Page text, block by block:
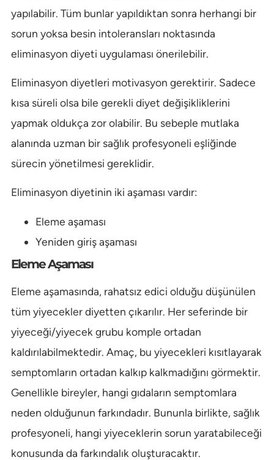
yapılabilir. Tüm bunlar yapıldıktan sonra herhangi bir
sorun yoksa besin intoleransları noktasında
eliminasyon diyeti uygulaması önerilebilir.
Eliminasyon diyetleri motivasyon gerektirir. Sadece
kısa süreli olsa bile gerekli diyet değişikliklerini
yapmak oldukça zor olabilir. Bu sebeple mutlaka
alanında uzman bir sağlık profesyoneli eşliğinde
sürecin yönetilmesi gereklidir.
Eliminasyon diyetinin iki aşaması vardır:
Eleme aşaması
Yeniden giriş aşaması
Eleme Aşaması
Eleme aşamasında, rahatsız edici olduğu düşünülen
tüm yiyecekler diyetten çıkarılır. Her seferinde bir
yiyeceği/yiyecek grubu komple ortadan
kaldırılabilmektedir. Amaç, bu yiyecekleri kısıtlayarak
semptomların ortadan kalkıp kalkmadığını görmektir.
Genellikle bireyler, hangi gıdaların semptomlara
neden olduğunun farkındadır. Bununla birlikte, sağlık
profesyoneli, hangi yiyeceklerin sorun yaratabileceği
konusunda da farkındalık oluşturacaktır.